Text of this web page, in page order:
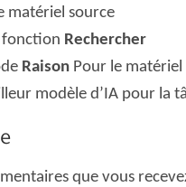
matériel source
fonction Rechercher
Raison Pour le
modèle d’IA pour la
que vous